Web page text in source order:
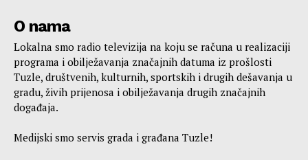
O nama
Lokalna smo radio televizija na koju se računa u realizaciji
programa i obilježavanja značajnih datuma iz prošlosti
Tuzle, društvenih, kulturnih, sportskih i drugih dešavanja u
gradu, živih prijenosa i obilježavanja drugih značajnih
događaja.
Medijski smo servis grada i građana Tuzle!